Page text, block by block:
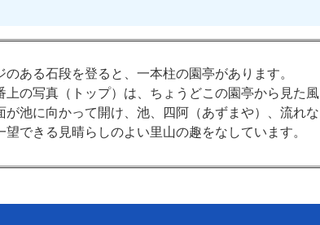
のある石段を登ると、一本柱の園亭があります。
上の写真（トップ）は、ちょうどこの園亭から見た風
が池に向かって開け、池、四阿（あずまや）、流れな
望できる見晴らしのよい里山の趣をなしています。